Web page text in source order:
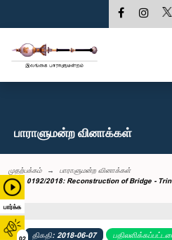
பார்க்க
02
பாராளுமன்ற வினாக்கள்
முதற்பக்கம்
பாராளுமன்ற வினாக்கள்
0192/2018: Reconstruction of Bridge -
திகதி: 2018-06-07